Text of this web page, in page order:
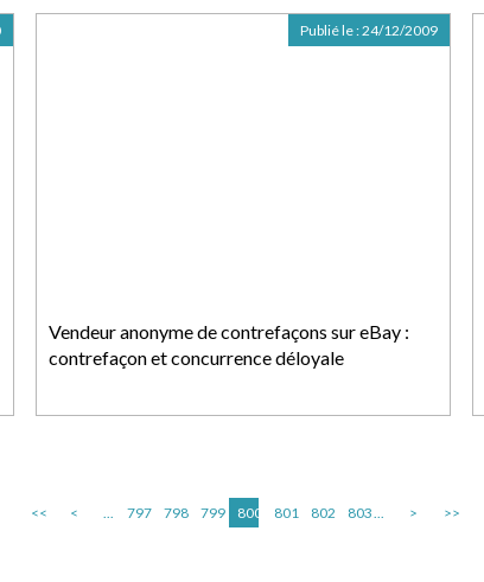
Vendeur anonyme de contrefaçons sur eBay :
contrefaçon et concurrence déloyale
Publié le :24/12/2009
<< < ... 797 798 799 800 801 802 803... > >>